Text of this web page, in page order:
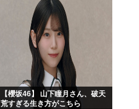
【櫻坂46】 山下瞳月さん、破天
荒すぎる生き方がこちら